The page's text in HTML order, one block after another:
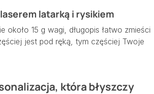
latarką i rysikiem
15 g wagi, długopis łatwo zmieści
jest pod ręką, tym częściej Twoje
która błyszczy